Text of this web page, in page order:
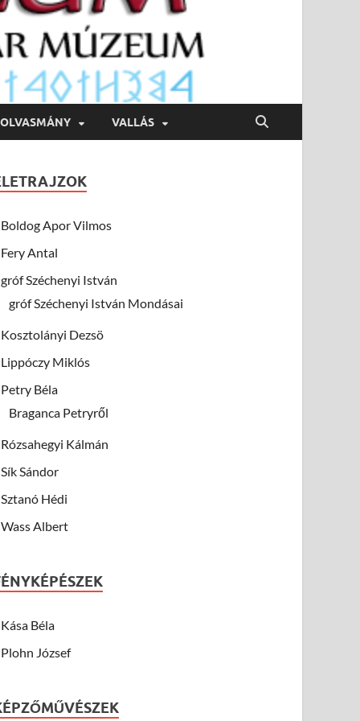
OLVASMÁNY VALLÁS
Boldog Apor Vilmos
Fery Antal
gróf Széchenyi István
gróf Széchenyi István Mondásai
Kosztolányi Dezsö
Lippóczy Miklós
Petry Béla
Braganca Petryről
Rózsahegyi Kálmán
Sík Sándor
Sztanó Hédi
Wass Albert
Kása Béla
Plohn József